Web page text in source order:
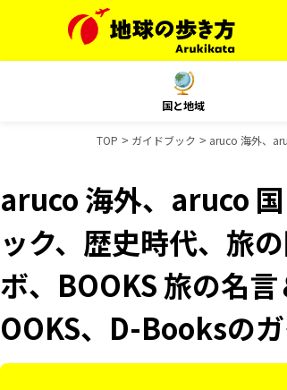
国と地域
TOP ガイドブック aruco 海外、
aruco 海外、aruco
ック、歴史時代、旅
ボ、BOOKS 旅の名
OOKS、D-Booksの